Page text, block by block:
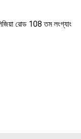
রোড 108 তম লংগ্যাং